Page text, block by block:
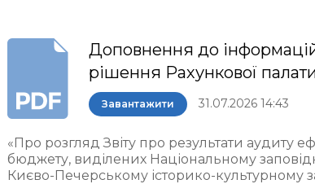
Доповнення до
рішення Рахункової
Завантажити 31.07.2026 14:43
«Про розгляд Звіту про результати аудиту
бюджету, виділених Національному
Києво-Печерському історико-культурному